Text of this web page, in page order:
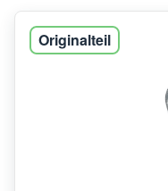
Originalteil